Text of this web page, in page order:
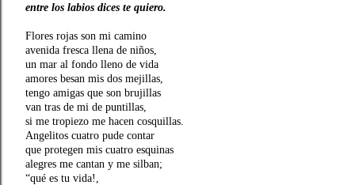
entre los labios dices te quiero.
Flores rojas son mi camino
avenida fresca llena de niños,
un mar al fondo lleno de vida
amores besan mis dos mejillas,
tengo amigas que son brujillas
van tras de mi de puntillas,
si me tropiezo me hacen cosquillas.
Angelitos cuatro pude contar
que protegen mis cuatro esquinas
alegres me cantan y me silban;
“qué es tu vida!,